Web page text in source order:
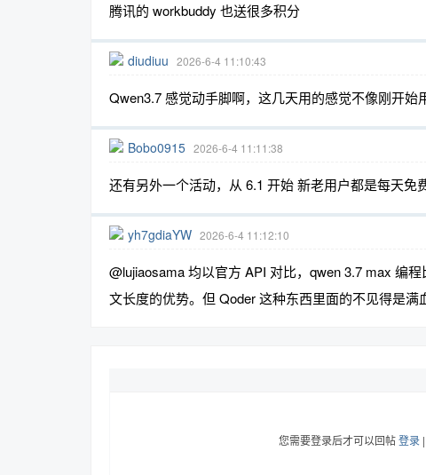
腾讯的 workbuddy 也送很多积分
diudiuu 2026-6-4 11:10:43
Qwen3.7 感觉动手脚啊，这几天用的感觉不像刚开始
Bobo0915 2026-6-4 11:11:38
还有另外一个活动，从 6.1 开始 新老用户都是每天免
yh7gdiaYW 2026-6-4 11:12:10
@lujiaosama 均以官方 API 对比，qwen 3.7 max 编
文长度的优势。但 Qoder 这种东西里面的不见得是满
您需要登录后才可以回帖登录 |